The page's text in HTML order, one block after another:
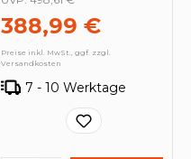
388,99 €
Preise inkl. MwSt., ggf. zzgl.
Versandkosten
7 - 10 Werktage